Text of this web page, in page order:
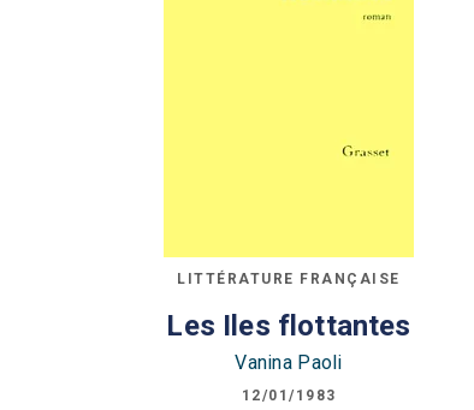
LITTÉRATURE FRANÇAISE
Les Iles flottantes
Vanina Paoli
12/01/1983